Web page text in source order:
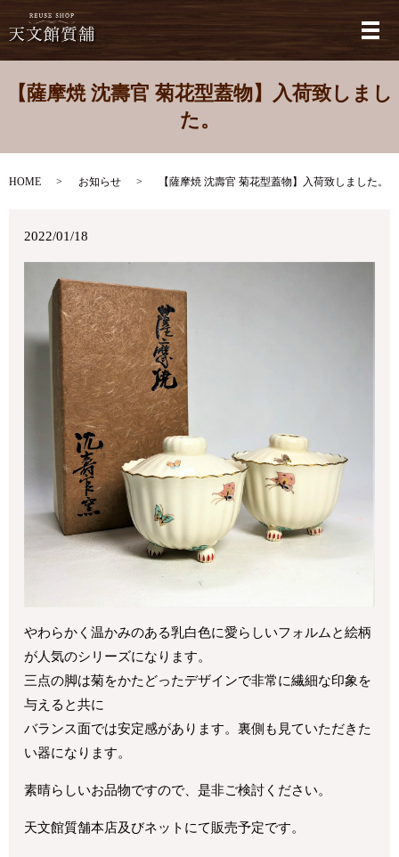
メ
【薩摩焼 沈壽官 菊花型蓋物】入荷致しまし
た。
HOME お知らせ 【薩摩焼 沈壽官 菊花型蓋物】入荷致しました。
2022/01/18
やわらかく温かみのある乳白色に愛らしいフォルムと絵柄
が人気のシリーズになります。
三点の脚は菊をかたどったデザインで非常に繊細な印象を
与えると共に
バランス面では安定感があります。裏側も見ていただきた
い器になります。
素晴らしいお品物ですので、是非ご検討ください。
天文館質舗本店及びネットにて販売予定です。